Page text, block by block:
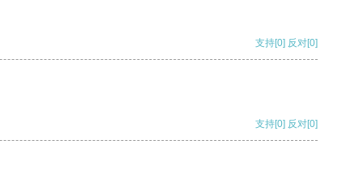
支持[0] 反对[0]
支持[0] 反对[0]